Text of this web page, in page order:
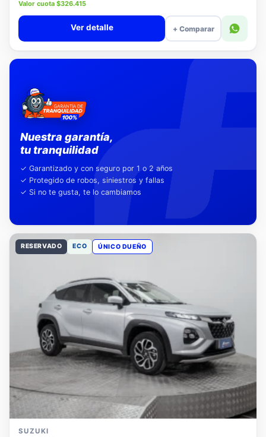
Precio lista $14.980.000
Valor cuota $326.415
+ Comparar
Nuestra garantía,
✓ Garantizado y con seguro por 1 o 2 años
✓ Protegido de robos, siniestros y fallas
RESERVADO ECO